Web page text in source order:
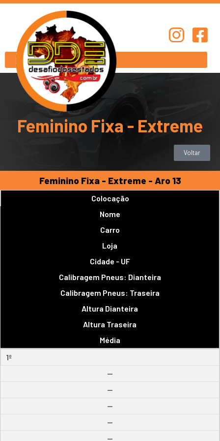
Feminino Fixa - Extreme
Voltar
Feminino Fixa - Extreme - Aro 13
Colocação
Nome
Carro
Loja
Cidade - UF
Calibragem Pneus: Dianteira
Calibragem Pneus: Traseira
Altura Dianteira
Altura Traseira
Média
1º
--
--
--
--
--